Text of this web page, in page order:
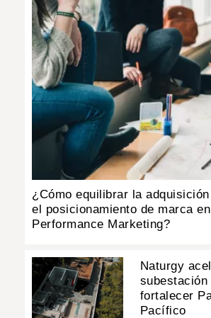
¿Cómo equilibrar la
el posicionamiento de marca en
Performance Marketing?
Naturgy
subestación
fortalecer
Pacífico